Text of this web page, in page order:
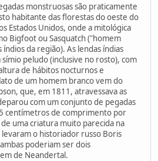
monstruosas são praticamente
habitante das florestas do oeste do
Estados Unidos, onde a mitológica
Bigfoot ou Sasquatch ("homem
da região). As lendas índias
peludo (inclusive no rosto), com
de hábitos nocturnos e
de um homem branco vem do
que, em 1811, atravessava as
com um conjunto de pegadas
centímetros de comprimento por
uma criatura muito parecida na
levaram o historiador russo Boris
poderiam ser dois
de Neandertal.